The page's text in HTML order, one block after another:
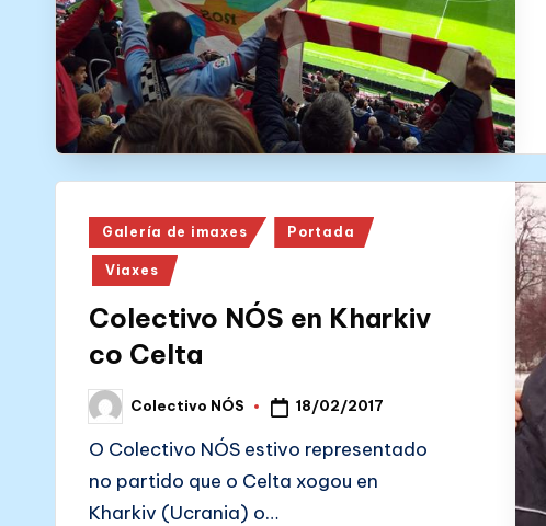
N
Ó
S
Posted
in
Galería de imaxes Portada
Viaxes
Colectivo NÓS en Kharkiv
co Celta
Posted
by
Colectivo NÓS 18/02/2017
O Colectivo NÓS estivo representado
no partido que o Celta xogou en
Kharkiv (Ucrania) o…